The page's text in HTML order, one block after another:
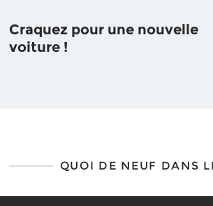
Craquez pour une nouvelle
voiture !
QUOI DE NEUF DANS